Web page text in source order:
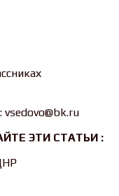
ЭТИ СТАТЬИ :